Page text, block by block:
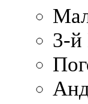
3-й